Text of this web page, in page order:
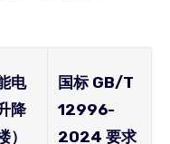
电
降
）
国标 GB/T
12996-
2024 要求